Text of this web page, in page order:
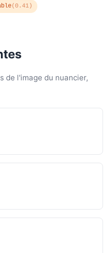
(0.41)
de l'image du nuancier,